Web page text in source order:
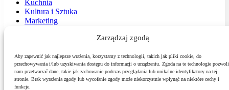
Zarządzaj zgodą
Aby zapewnić jak najlepsze wrażenia, korzystamy z technologii, takich jak pliki cookie, do
przechowywania i/lub uzyskiwania dostępu do informacji o urządzeniu. Zgoda na te technologie pozwoli
nam przetwarzać dane, takie jak zachowanie podczas przeglądania lub unikalne identyfikatory na tej
stronie. Brak wyrażenia zgody lub wycofanie zgody może niekorzystnie wpłynąć na niektóre cechy i
funkcje.
Kuchnia
Kultura i Sztuka
Marketing
Podróże
Polityka
Sport
Środowisko